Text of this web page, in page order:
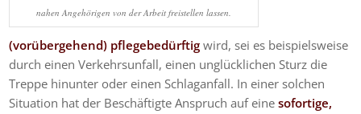
nahen Angehörigen von der Arbeit freistellen lassen.
(vorübergehend) pflegebedürftig wird, sei es beispielsweise
durch einen Verkehrsunfall, einen unglücklichen Sturz die
Treppe hinunter oder einen Schlaganfall. In einer solchen
Situation hat der Beschäftigte Anspruch auf einesofortige,